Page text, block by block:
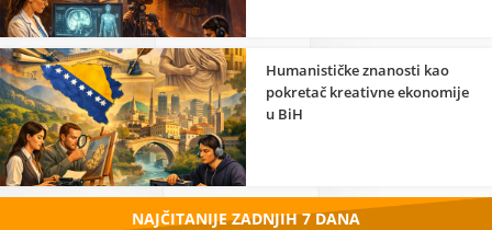
Humanističke znanosti kao
pokretač kreativne ekonomije
u BiH
NAJČITANIJE ZADNJIH 7 DANA